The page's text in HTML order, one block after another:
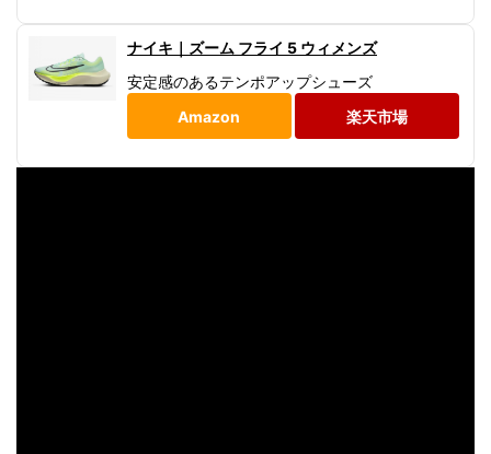
ナイキ｜ズーム フライ 5 ウィメンズ
安定感のあるテンポアップシューズ
Amazon
楽天市場